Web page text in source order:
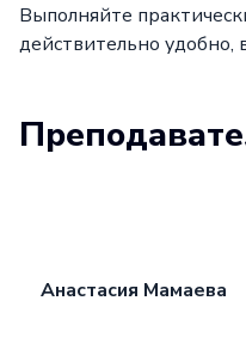
Выполняйте
действительно удобно,
Анастасия Мамаева